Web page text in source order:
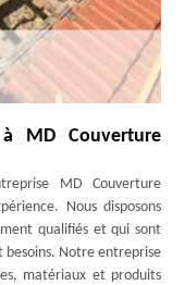
MD Couverture
MD Couverture
Nous disposons
qualifiés et qui sont
besoins. Notre entreprise
matériaux et produits